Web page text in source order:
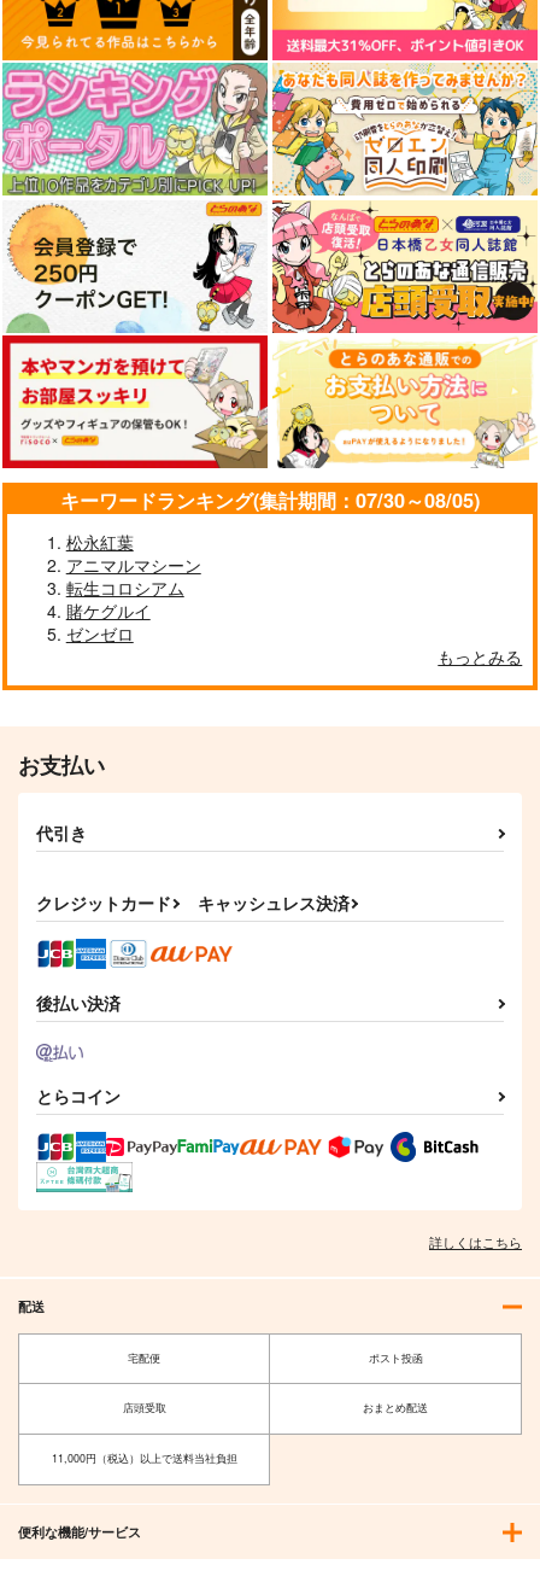
キーワードランキング(集計期間：07/30～08/05)
松永紅葉
アニマルマシーン
転生コロシアム
賭ケグルイ
ゼンゼロ
もっとみる
お支払い
代引き
クレジットカード キャッシュレス決済
後払い決済
とらコイン
詳しくはこちら
配送
宅配便 ポスト投函
店頭受取 おまとめ配送
11,000円（税込）以上で送料当社負担
便利な機能/サービス